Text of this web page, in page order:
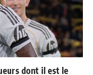
dont il est le